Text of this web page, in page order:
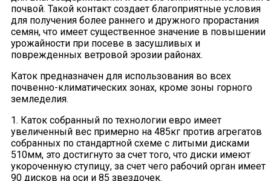
почвой. Такой контакт создает благоприятные условия
для получения более раннего и дружного прорастания
семян, что имеет существенное значение в повышении
урожайности при посеве в засушливых и
поврежденных ветровой эрозии районах.
Каток предназначен для использования во всех
почвенно-климатических зонах, кроме зоны горного
земледелия.
1. Каток собранный по технологии евро имеет
увеличенный вес примерно на 485кг против агрегатов
собранных по стандартной схеме с литыми дисками
510мм, это достигнуто за счет того, что диски имеют
укороченную ступицу, за счет чего рабочий орган имеет
90 дисков на оси и 85 звездочек.